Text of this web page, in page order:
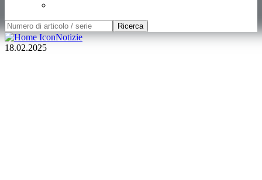
Ricerca
Notizie
18.02.2025